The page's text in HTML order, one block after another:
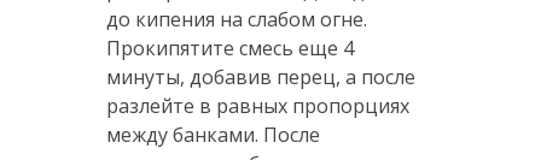
до кипения на слабом огне.
Прокипятите смесь еще 4
минуты, добавив перец, а после
разлейте в равных пропорциях
между банками. После